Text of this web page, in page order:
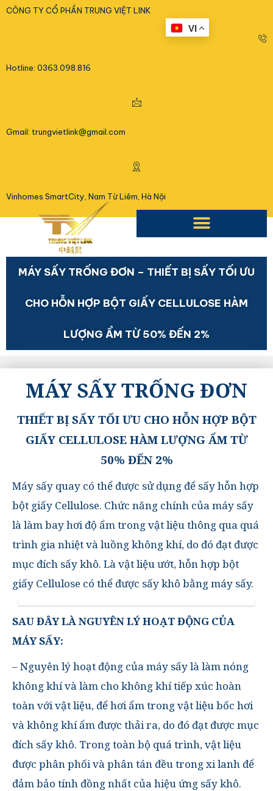
CÔNG TY CỔ PHẦN TRUNG VIỆT LINK
Hotline: 0363.098.816
Gmail: trungvietlink@gmail.com
Vinhomes SmartCity, Nam Từ Liêm, Hà Nội
MÁY SẤY TRỐNG ĐƠN – THIẾT BỊ SẤY TỐI ƯU
CHO HỖN HỢP BỘT GIẤY CELLULOSE HÀM
LƯỢNG ẨM TỪ 50% ĐẾN 2%
MÁY SẤY TRỐNG ĐƠN
THIẾT BỊ SẤY TỐI ƯU CHO HỖN HỢP BỘT
GIẤY CELLULOSE HÀM LƯỢNG ẨM TỪ
50% ĐẾN 2%
Máy sấy quay có thể được sử dụng để sấy hỗn hợp
bột giấy Cellulose. Chức năng chính của máy sấy
là làm bay hơi độ ẩm trong vật liệu thông qua quá
trình gia nhiệt và luồng không khí, do đó đạt được
mục đích sấy khô. Là vật liệu ướt, hỗn hợp bột
giấy Cellulose có thể được sấy khô bằng máy sấy.
SAU ĐÂY LÀ NGUYÊN LÝ HOẠT ĐỘNG CỦA
MÁY SẤY:
– Nguyên lý hoạt động của máy sấy là làm nóng
không khí và làm cho không khí tiếp xúc hoàn
toàn với vật liệu, để hơi ẩm trong vật liệu bốc hơi
và không khí ẩm được thải ra, do đó đạt được mục
đích sấy khô. Trong toàn bộ quá trình, vật liệu
được phân phối và phân tán đều trong xi lanh để
đảm bảo tính đồng nhất của hiệu ứng sấy khô.
VI